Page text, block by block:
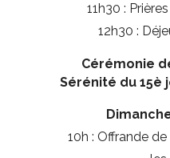
11h30 :
12h30 :
Cérémonie
Sérénité du 15è
10h : Offrande